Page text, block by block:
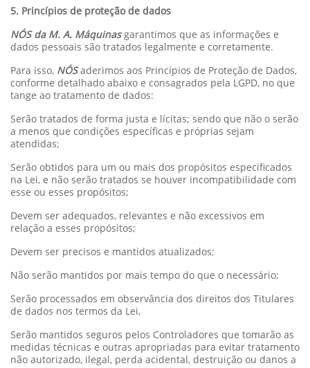
5. Princípios de proteção de dados
NÓS da M. A. Máquinasgarantimos que as informações e
dados pessoais são tratados legalmente e corretamente.
Para isso, NÓSaderimos aos Princípios de Proteção de Dados,
conforme detalhado abaixo e consagrados pela LGPD, no que
tange ao tratamento de dados:
Serão tratados de forma justa e lícitas; sendo que não o serão
a menos que condições específicas e próprias sejam
atendidas;
Serão obtidos para um ou mais dos propósitos especificados
na Lei, e não serão tratados se houver incompatibilidade com
esse ou esses propósitos;
Devem ser adequados, relevantes e não excessivos em
relação a esses propósitos;
Devem ser precisos e mantidos atualizados;
Não serão mantidos por mais tempo do que o necessário;
Serão processados em observância dos direitos dos Titulares
de dados nos termos da Lei,
Serão mantidos seguros pelos Controladores que tomarão as
medidas técnicas e outras apropriadas para evitar tratamento
não autorizado, ilegal, perda acidental, destruição ou danos a